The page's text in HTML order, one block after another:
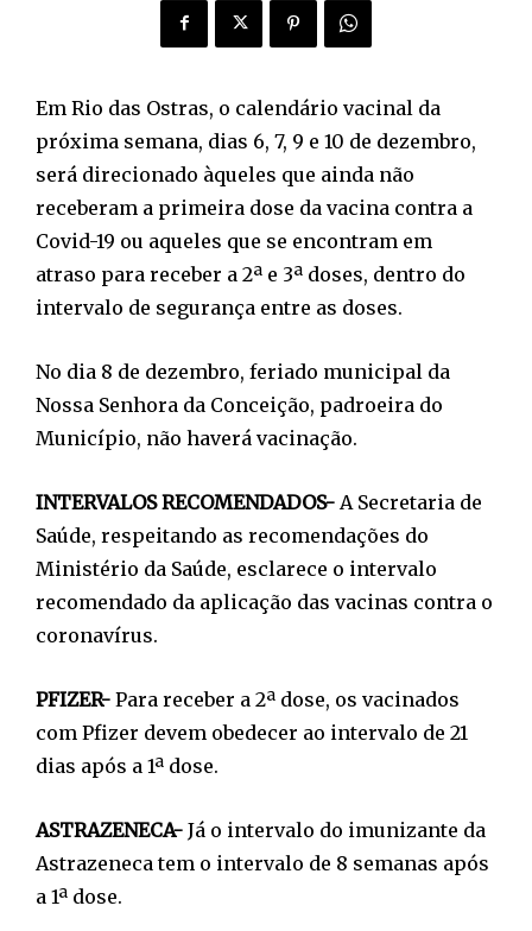
Em Rio das Ostras, o calendário vacinal da
próxima semana, dias 6, 7, 9 e 10 de dezembro,
será direcionado àqueles que ainda não
receberam a primeira dose da vacina contra a
Covid-19 ou aqueles que se encontram em
atraso para receber a 2ª e 3ª doses, dentro do
intervalo de segurança entre as doses.
No dia 8 de dezembro, feriado municipal da
Nossa Senhora da Conceição, padroeira do
Município, não haverá vacinação.
INTERVALOS RECOMENDADOS- A Secretaria de
Saúde, respeitando as recomendações do
Ministério da Saúde, esclarece o intervalo
recomendado da aplicação das vacinas contra o
coronavírus.
PFIZER- Para receber a 2ª dose, os vacinados
com Pfizer devem obedecer ao intervalo de 21
dias após a 1ª dose.
ASTRAZENECA- Já o intervalo do imunizante da
Astrazeneca tem o intervalo de 8 semanas após
a 1ª dose.